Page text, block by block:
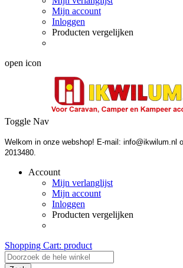
Mijn account
Inloggen
Producten vergelijken
open icon
Toggle Nav
Welkom in onze webshop! E-mail: info@ikwilum.nl
2013480.
Account
Mijn verlanglijst
Mijn account
Inloggen
Producten vergelijken
Shopping Cart: product